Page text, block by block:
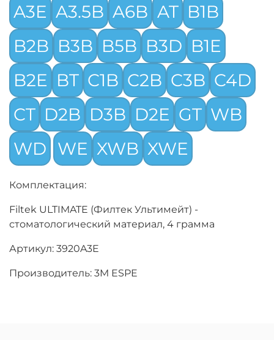
A3E A3.5B A6B AT B1B
B2B B3B B5B B3D B1E
B2E BT C1B C2B C3B C4D
CT D2B D3B D2E GT WB
WD WE XWB XWE
Комплектация:
Filtek ULTIMATE (Филтек Ультимейт) -
стоматологический материал, 4 грамма
Артикул: 3920A3E
Производитель: 3M ESPE